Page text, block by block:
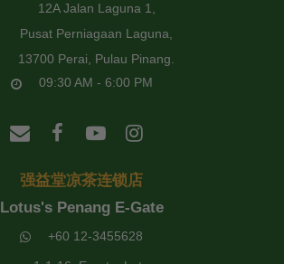
12A Jalan Laguna 1,
Pusat Perniagaan Laguna,
13700 Perai, Pulau Pinang.
09:30 AM - 6:00 PM
强益堂凉茶连锁店
Lotus's Penang E-Gate
+60 12-3455628